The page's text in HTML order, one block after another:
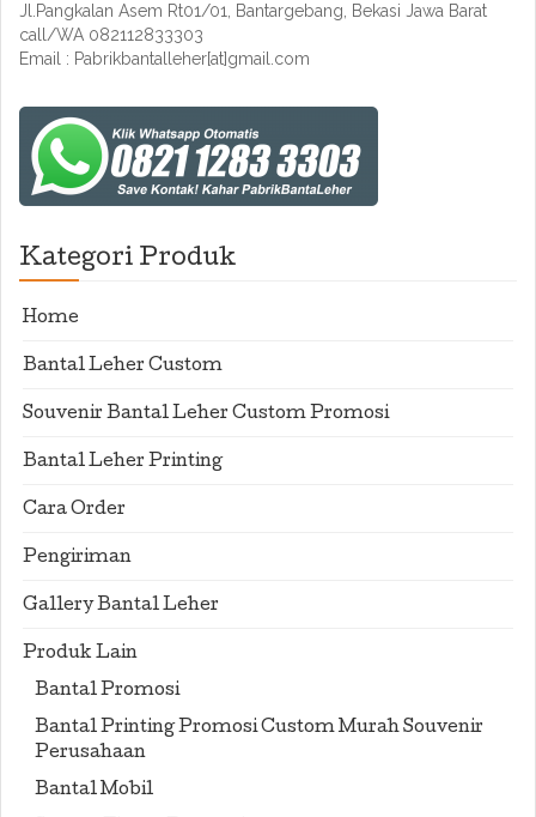
Jl.Pangkalan Asem Rt01/01, Bantargebang, Bekasi Jawa Barat
call/WA 082112833303
Email : Pabrikbantalleher[at]gmail.com
Kategori Produk
Home
Bantal Leher Custom
Souvenir Bantal Leher Custom Promosi
Bantal Leher Printing
Cara Order
Pengiriman
Gallery Bantal Leher
Produk Lain
Bantal Promosi
Bantal Printing Promosi Custom Murah Souvenir
Perusahaan
Bantal Mobil